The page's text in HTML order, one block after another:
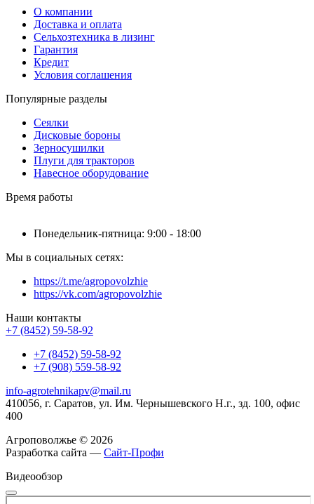
О компании
Доставка и оплата
Сельхозтехника в лизинг
Гарантия
Кредит
Условия соглашения
Популярные разделы
Сеялки
Дисковые бороны
Зерносушилки
Плуги для тракторов
Навесное оборудование
Время работы
Понедельник-пятница: 9:00 - 18:00
Мы в социальных сетях:
https://t.me/agropovolzhie
https://vk.com/agropovolzhie
Наши контакты
+7 (8452) 59-58-92
+7 (8452) 59-58-92
+7 (908) 559-58-92
info-agrotehnikapv@mail.ru
410056, г. Саратов, ул. Им. Чернышевского Н.г., зд. 100, офис
400
Агроповолжье © 2026
Разработка сайта — Сайт-Профи
Видеообзор